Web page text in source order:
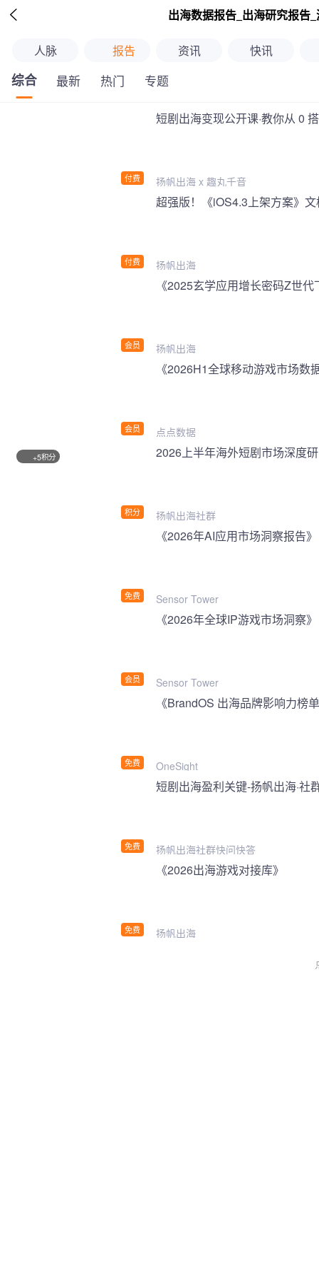
 出海数据报告_出海研究报告
人脉 报告 资讯 快讯
综合 最新 热门 专题
付费
短剧出海变现公开课·教你从 0
扬帆出海 x 趣丸千音
付费 扬帆出海
会员
《2025玄学应用增长密码Z世
扬帆出海
会员
《2026H1全球移动游戏市场数
点点数据
+5积分
积分
2026上半年海外短剧市场深度
扬帆出海社群
免费
《2026年AI应用市场洞察报告》
Sensor Tower
会员
《2026年全球IP游戏市场洞察》
Sensor Tower
免费
《BrandOS 出海品牌影响力榜
OneSight
免费
短剧出海盈利关键-扬帆出海·社
扬帆出海社群快问快答
免费
《2026出海游戏对接库》
扬帆出海